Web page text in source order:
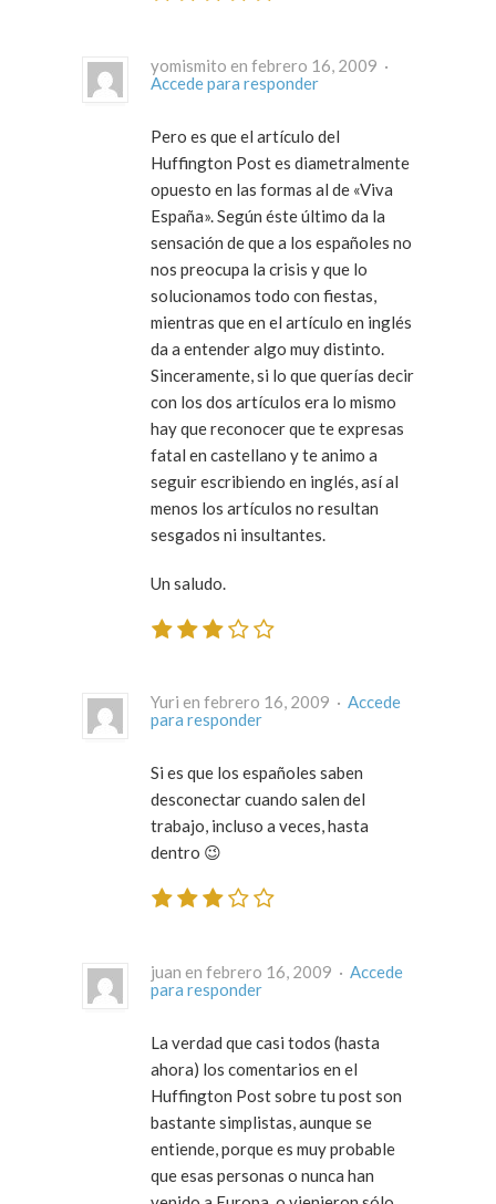
yomismito en febrero 16, 2009 ·
Accede para responder
Pero es que el artículo del
Huffington Post es diametralmente
opuesto en las formas al de «Viva
España». Según éste último da la
sensación de que a los españoles no
nos preocupa la crisis y que lo
solucionamos todo con fiestas,
mientras que en el artículo en inglés
da a entender algo muy distinto.
Sinceramente, si lo que querías decir
con los dos artículos era lo mismo
hay que reconocer que te expresas
fatal en castellano y te animo a
seguir escribiendo en inglés, así al
menos los artículos no resultan
sesgados ni insultantes.
Un saludo.
Yuri en febrero 16, 2009 · Accede
para responder
Si es que los españoles saben
desconectar cuando salen del
trabajo, incluso a veces, hasta
dentro 😉
juan en febrero 16, 2009 · Accede
para responder
La verdad que casi todos (hasta
ahora) los comentarios en el
Huffington Post sobre tu post son
bastante simplistas, aunque se
entiende, porque es muy probable
que esas personas o nunca han